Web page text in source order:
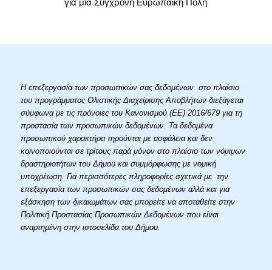
Η επεξεργασία των προσωπικών σας δεδομένων στο πλαίσιο
του προγράμματος Ολιστικής Διαχείρισης Αποβλήτων διεξάγεται
σύμφωνα με τις πρόνοιες του Κανονισμού (ΕΕ) 2016/679 για τη
προστασία των προσωπικών δεδομένων. Τα δεδομένα
προσωπικού χαρακτήρα τηρούνται με ασφάλεια και δεν
κοινοποιούνται σε τρίτους παρά μόνον στο πλαίσιο των νόμιμων
δραστηριοτήτων του Δήμου και συμμόρφωσης με νομική
υποχρέωση. Για περισσότερες πληροφορίες σχετικά με την
επεξεργασία των προσωπικών σας δεδομένων αλλά και για
εξάσκηση των δικαιωμάτων σας μπορείτε να αποταθείτε στην
Πολιτική Προστασίας Προσωπικών Δεδομένων που είναι
αναρτημένη στην ιστοσελίδα του Δήμου.